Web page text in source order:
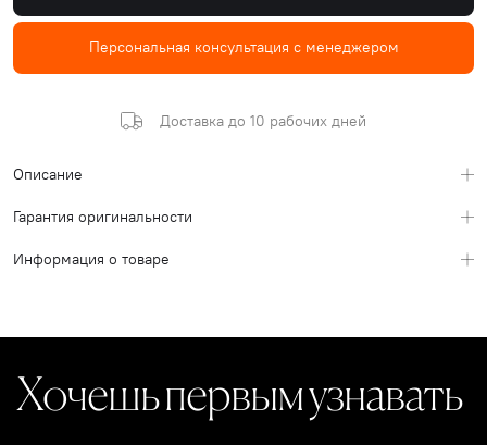
Персональная консультация с менеджером
Доставка до 10 рабочих дней
Описание
Гарантия оригинальности
Информация о товаре
Хочешь первым узнавать